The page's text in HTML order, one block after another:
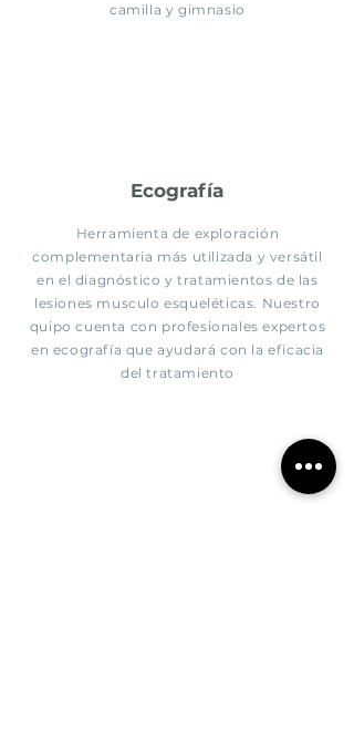
camilla y gimnasio
Ecografía
Herramienta de exploración
complementaria más utilizada y versátil
en el diagnóstico y tratamientos de las
lesiones musculo esqueléticas. Nuestro
quipo cuenta con profesionales expertos
en ecografía que ayudará con la eficacia
del tratamiento